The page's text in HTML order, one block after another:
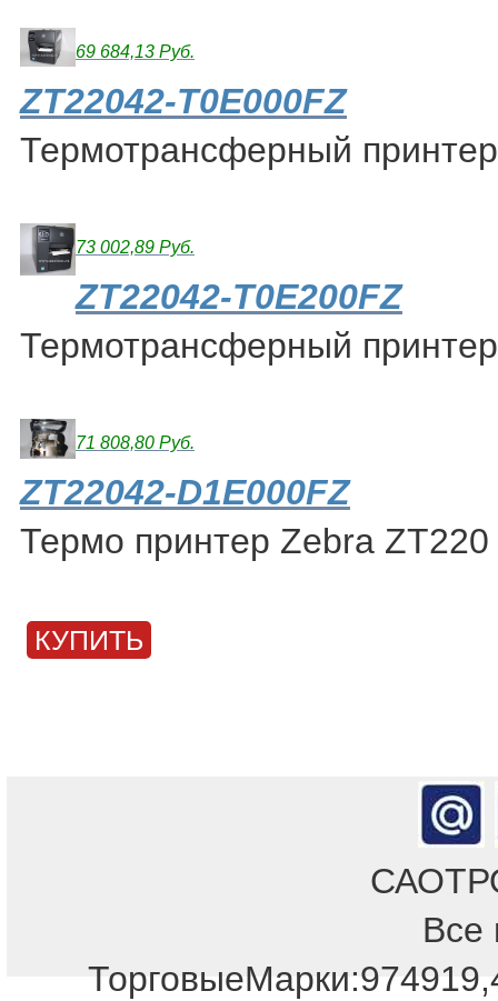
69 684,13 Руб.
ZT22042-T0E000FZ
Термотрансферный
73 002,89 Руб.
ZT22042-T0E200FZ
Термотрансферный
71 808,80 Руб.
ZT22042-D1E000FZ
Термо принтер Zebra ZT220
КУПИТЬ
Все